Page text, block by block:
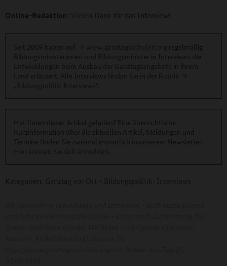
Online-Redaktion: Vielen Dank für das Interview!
www.ganztagsschulen.org
„Bildungpolitik: Interviews“
Hier können Sie sich anmelden
Kategorien: Ganztag vor Ort - Bildungspolitik: Interviews